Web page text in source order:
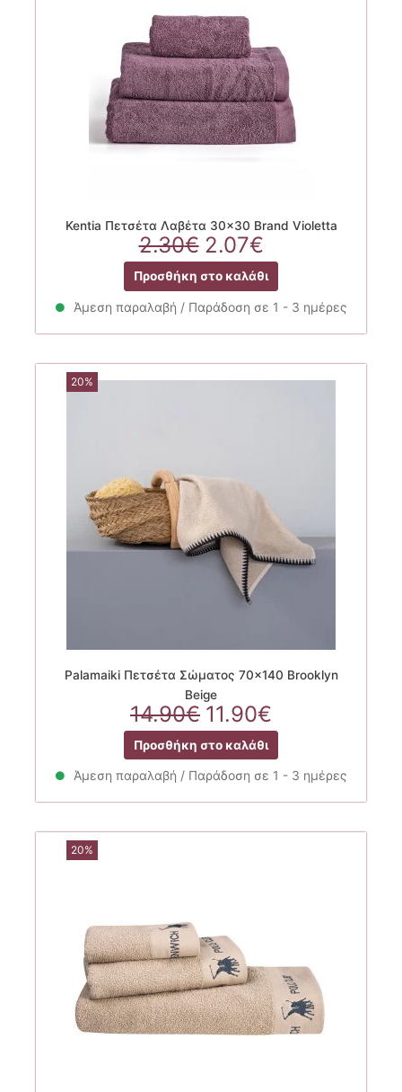
Kentia Πετσέτα Λαβέτα 30×30 Brand Violetta
2.30€ Original
price
was:
2.30€.
2.07€Η
τρέχουσα
τιμή
είναι:
2.07€.
Προσθήκη στο καλάθι
Άμεση παραλαβή / Παράδοση σε 1 - 3 ημέρες
20%
Palamaiki Πετσέτα Σώματος 70×140 Brooklyn
Beige
14.90€ Original
price
was:
14.90€.
11.90€
τρέχουσα
τιμή
είναι:
Προσθήκη στο καλάθι
Άμεση παραλαβή / Παράδοση σε 1 - 3 ημέρες
20%